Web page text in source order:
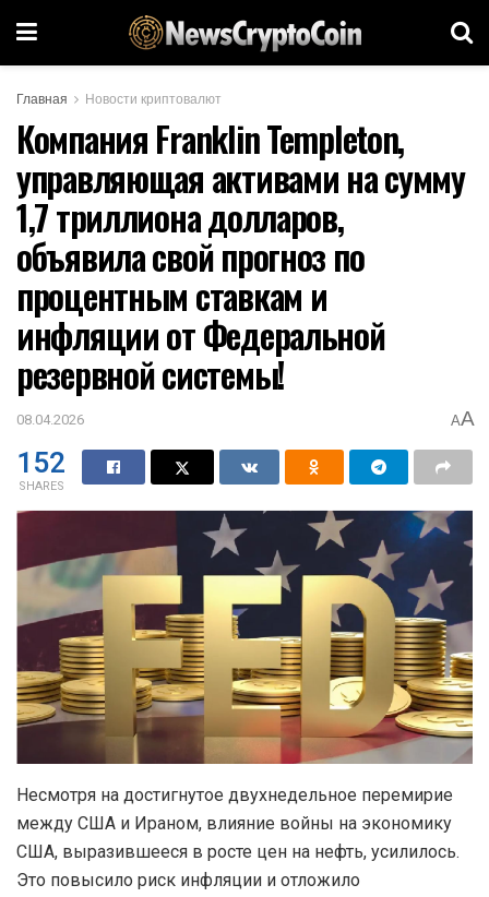
Главная Новости криптовалют
Компания Franklin Templeton,
управляющая активами на сумму
1,7 триллиона долларов,
объявила свой прогноз по
процентным ставкам и
инфляции от Федеральной
резервной системы!
08.04.2026 AA
152
SHARES
Несмотря на достигнутое двухнедельное перемирие
между США и Ираном, влияние войны на экономику
США, выразившееся в росте цен на нефть, усилилось.
Это повысило риск инфляции и отложило